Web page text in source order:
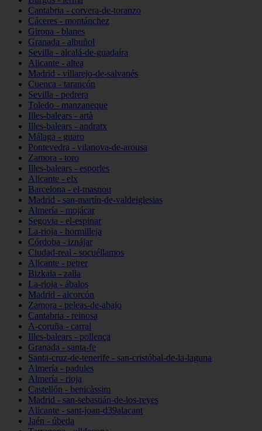
Cantabria - corvera-de-toranzo
Cáceres - montánchez
Girona - blanes
Granada - albuñol
Sevilla - alcalá-de-guadaíra
Alicante - altea
Madrid - villarejo-de-salvanés
Cuenca - tarancón
Sevilla - pedrera
Toledo - manzaneque
Illes-balears - artà
Illes-balears - andratx
Málaga - guaro
Pontevedra - vilanova-de-arousa
Zamora - toro
Illes-balears - esporles
Alicante - elx
Barcelona - el-masnou
Madrid - san-martín-de-valdeiglesias
Almería - mojácar
Segovia - el-espinar
La-rioja - hormilleja
Córdoba - iznájar
Ciudad-real - socuéllamos
Alicante - petrer
Bizkaia - zalla
La-rioja - ábalos
Madrid - alcorcón
Zamora - peleas-de-abajo
Cantabria - reinosa
A-coruña - carral
Illes-balears - pollença
Granada - santa-fe
Santa-cruz-de-tenerife - san-cristóbal-de-la-laguna
Almería - padules
Almería - rioja
Castellón - benicàssim
Madrid - san-sebastián-de-los-reyes
Alicante - sant-joan-d39alacant
Jaén - úbeda